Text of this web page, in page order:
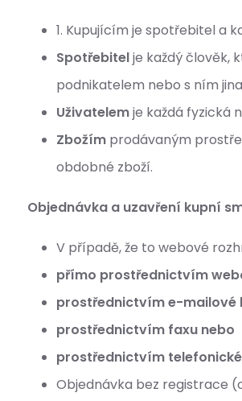
1. Kupujícím je spotřebitel a
Spotřebitelje každý člověk,
podnikatelem nebo s ním
Uživatelemje každá fyzická
Zbožím prodávaným
obdobné zboží.
Objednávka a uzavření kupní
V případě, že to webové
přímo prostřednictvím
prostřednictvím e-mailové
prostřednictvím faxu nebo
prostřednictvím
Objednávka bez registrace